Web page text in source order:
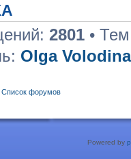
2801 •
Olga Volodina
Список форумов
Powered by